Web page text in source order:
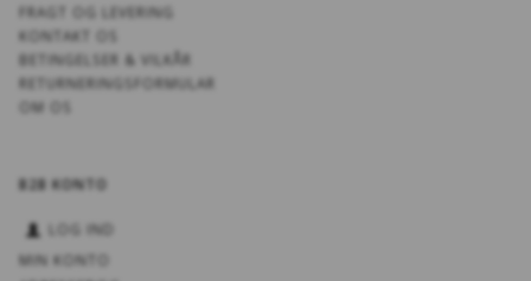
FRAGT OG LEVERING
KONTAKT OS
BETINGELSER & VILKÅR
RETURNERINGSFORMULAR
OM OS
B2B KONTO
LOG IND
MIN KONTO